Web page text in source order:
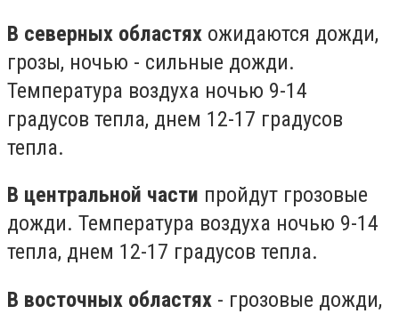
В северных областях ожидаются дожди,
грозы, ночью - сильные дожди.
Температура воздуха ночью 9-14
градусов тепла, днем ​​12-17 градусов
тепла.
В центральной части пройдут грозовые
дожди. Температура воздуха ночью 9-14
тепла, днем ​​12-17 градусов тепла.
В восточных областях - грозовые дожди,